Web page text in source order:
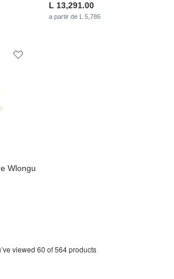
L 13,291.00
a partir de L 5,786
Wlongu
viewed 60 of 564 products